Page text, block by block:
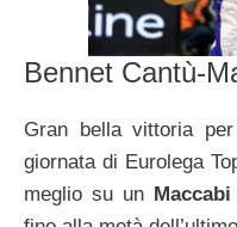
Bennet Cantù-
Gran bella vittoria per
giornata di Eurolega
meglio su un Maccabi